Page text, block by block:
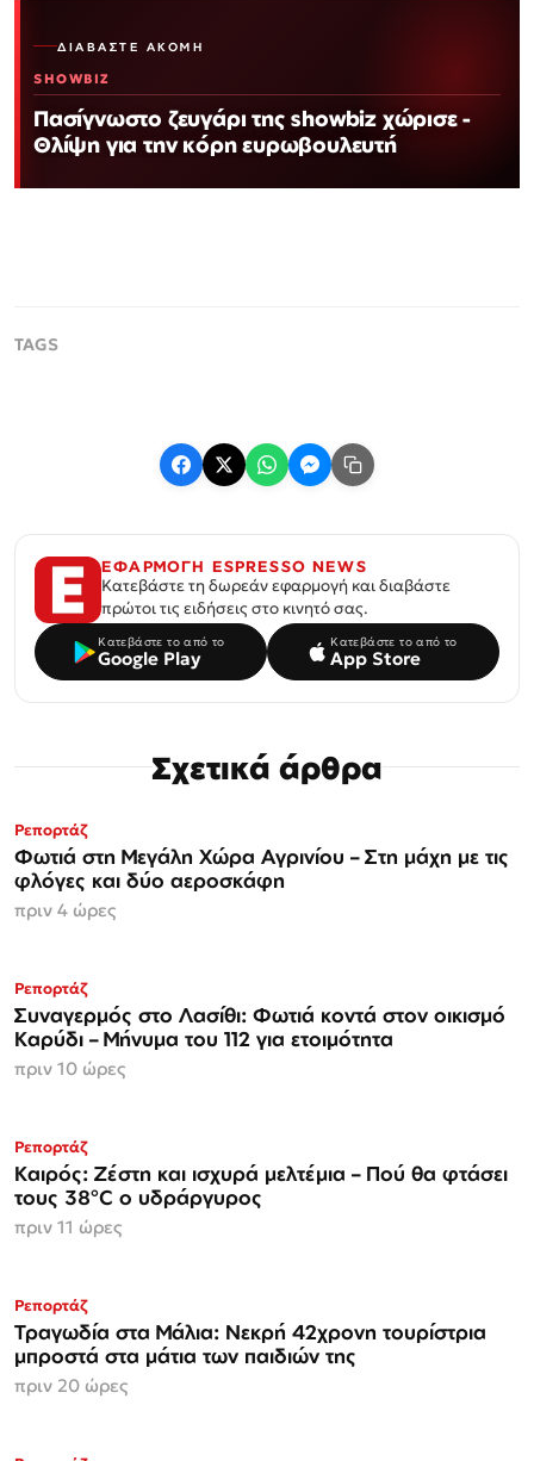
ΔΙΑΒΆΣΤΕ ΑΚΌΜΗ
SHOWBIZ
Πασίγνωστο ζευγάρι της showbiz χώρισε -
Θλίψη για την κόρη ευρωβουλευτή
ΕΦΑΡΜΟΓΗ ESPRESSO NEWS
Κατεβάστε τη δωρεάν εφαρμογή και διαβάστε
πρώτοι τις ειδήσεις στο κινητό σας.
Κατεβάστε το από το
Google Play
Κατεβάστε το από το
App Store
Σχετικά άρθρα
Ρεπορτάζ
Φωτιά στη Μεγάλη Χώρα Αγρινίου – Στη μάχη με τις
φλόγες και δύο αεροσκάφη
πριν 4 ώρες
Ρεπορτάζ
Συναγερμός στο Λασίθι: Φωτιά κοντά στον οικισμό
Καρύδι – Μήνυμα του 112 για ετοιμότητα
πριν 10 ώρες
Ρεπορτάζ
Καιρός: Ζέστη και ισχυρά μελτέμια – Πού θα φτάσει
τους 38°C ο υδράργυρος
πριν 11 ώρες
Ρεπορτάζ
Τραγωδία στα Μάλια: Νεκρή 42χρονη τουρίστρια
μπροστά στα μάτια των παιδιών της
πριν 20 ώρες